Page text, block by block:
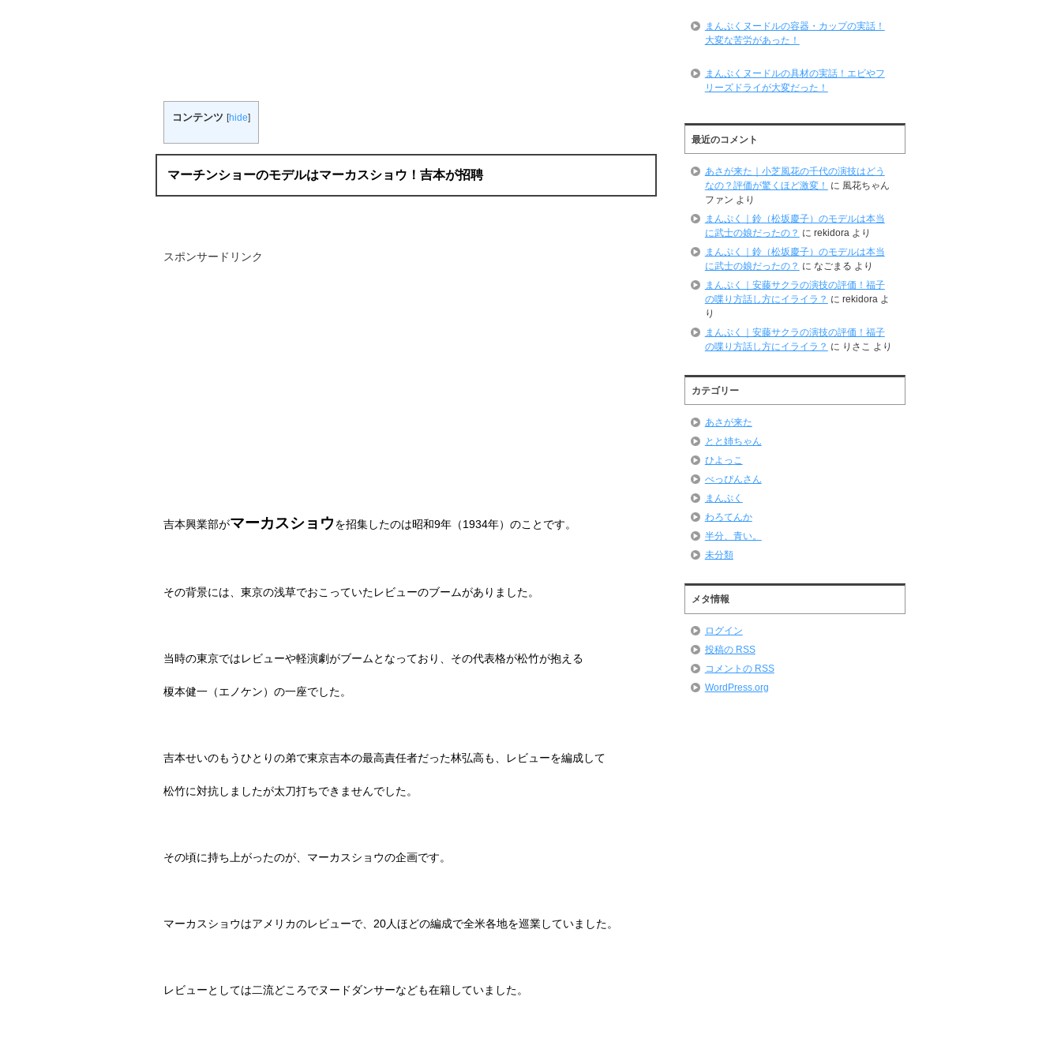
コンテンツ [hide]
マーチンショーのモデルはマーカスショウ！吉本が招聘
スポンサードリンク
吉本興業部がマーカスショウを招集したのは昭和9年（1934年）のことです。
その背景には、東京の浅草でおこっていたレビューのブームがありました。
当時の東京ではレビューや軽演劇がブームとなっており、その代表格が松竹が抱える
榎本健一（エノケン）の一座でした。
吉本せいのもうひとりの弟で東京吉本の最高責任者だった林弘高も、レビューを編成して
松竹に対抗しましたが太刀打ちできませんでした。
その頃に持ち上がったのが、マーカスショウの企画です。
マーカスショウはアメリカのレビューで、 20人ほどの編成で全米各地を巡業していました。
レビューとしては二流どころでヌードダンサーなども在籍していました。
まんぷくヌードルの容器・カップの実話！
大変な苦労があった！
まんぷくヌードルの具材の実話！エビやフ
リーズドライが大変だった！
最近のコメント
あさが来た｜小芝風花の千代の演技はどう
なの？評価が驚くほど激変！
に 風花ちゃん
ファン より
まんぷく｜鈴（松坂慶子）のモデルは本当
に武士の娘だったの？ に rekidora より
まんぷく｜鈴（松坂慶子）のモデルは本当
に武士の娘だったの？ に なごまる より
まんぷく｜安藤サクラの演技の評価！福子
の喋り方話し方にイライラ？ に rekidora よ
り
まんぷく｜安藤サクラの演技の評価！福子
の喋り方話し方にイライラ？ に りさこ より
カテゴリー
あさが来た
とと姉ちゃん
ひよっこ
べっぴんさん
まんぷく
わろてんか
半分、青い。
未分類
メタ情報
ログイン
投稿の RSS
コメントの RSS
WordPress.org